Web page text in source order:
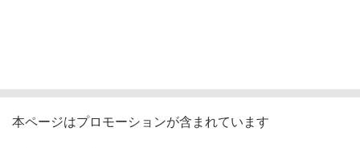
本ページはプロモーションが含まれています